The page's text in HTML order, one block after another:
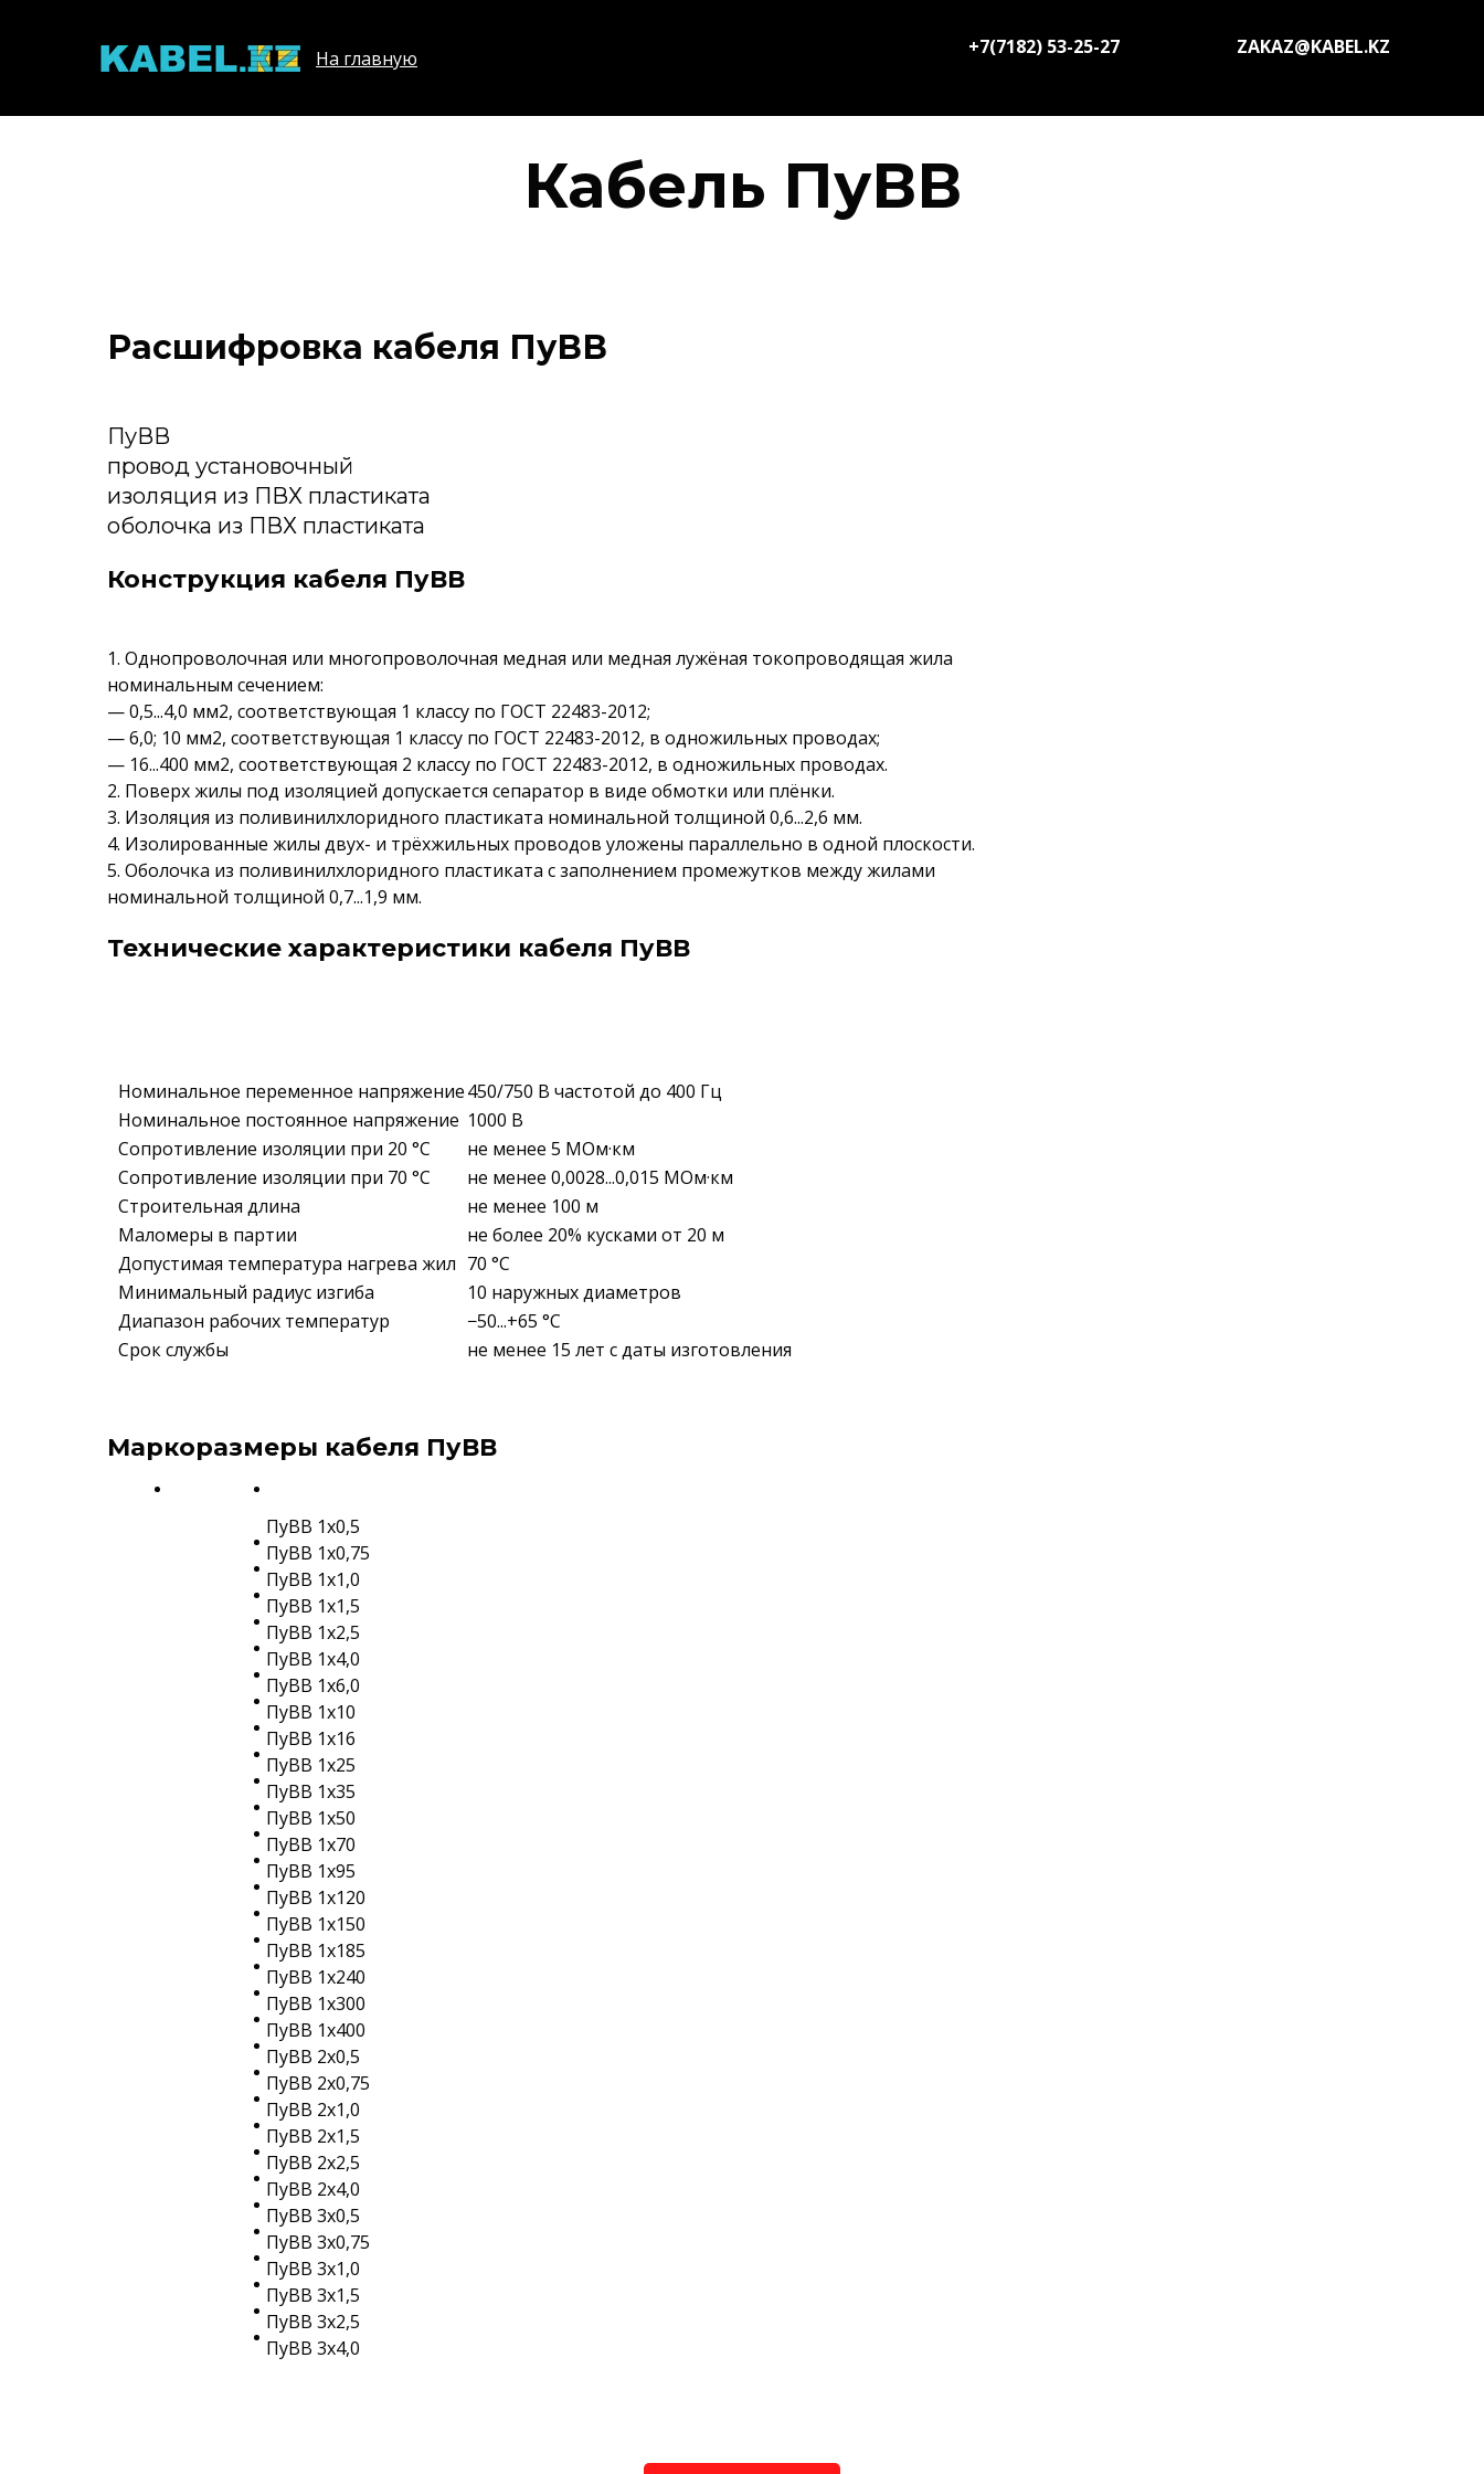
На главную +7(7182) 53-25-27 ZAKAZ@KABEL.KZ
Кабель ПуВВ
Расшифровка кабеля ПуВВ
ПуВВ
провод установочный
изоляция из ПВХ пластиката
оболочка из ПВХ пластиката
Конструкция кабеля ПуВВ
1. Однопроволочная или многопроволочная медная или медная лужёная токопроводящая жила
номинальным сечением:
— 0,5...4,0 мм2, соответствующая 1 классу по ГОСТ 22483-2012;
— 6,0; 10 мм2, соответствующая 1 классу по ГОСТ 22483-2012, в одножильных проводах;
— 16...400 мм2, соответствующая 2 классу по ГОСТ 22483-2012, в одножильных проводах.
2. Поверх жилы под изоляцией допускается сепаратор в виде обмотки или плёнки.
3. Изоляция из поливинилхлоридного пластиката номинальной толщиной 0,6...2,6 мм.
4. Изолированные жилы двух- и трёхжильных проводов уложены параллельно в одной плоскости.
5. Оболочка из поливинилхлоридного пластиката с заполнением промежутков между жилами
номинальной толщиной 0,7...1,9 мм.
Технические характеристики кабеля ПуВВ
Номинальное переменное напряжение450/750 В частотой до 400 Гц
Номинальное постоянное напряжение 1000 В
Сопротивление изоляции при 20 °С
не менее 5 МОм·км
Сопротивление изоляции при 70 °С
не менее 0,0028...0,015 МОм·км
Строительная длина
не менее 100 м
Маломеры в партии
не более 20% кусками от 20 м
Допустимая температура нагрева жил 70 °C
Минимальный радиус изгиба
10 наружных диаметров
Диапазон рабочих температур
−50...+65 °C
Срок службы
не менее 15 лет с даты изготовления
Маркоразмеры кабеля ПуВВ
ПуВВ 1х0,5
ПуВВ 1х0,75
ПуВВ 1х1,0
ПуВВ 1х1,5
ПуВВ 1х2,5
ПуВВ 1х4,0
ПуВВ 1х6,0
ПуВВ 1х10
ПуВВ 1х16
ПуВВ 1х25
ПуВВ 1х35
ПуВВ 1х50
ПуВВ 1х70
ПуВВ 1х95
ПуВВ 1х120
ПуВВ 1х150
ПуВВ 1х185
ПуВВ 1х240
ПуВВ 1х300
ПуВВ 1х400
ПуВВ 2х0,5
ПуВВ 2х0,75
ПуВВ 2х1,0
ПуВВ 2х1,5
ПуВВ 2х2,5
ПуВВ 2х4,0
ПуВВ 3х0,5
ПуВВ 3х0,75
ПуВВ 3х1,0
ПуВВ 3х1,5
ПуВВ 3х2,5
ПуВВ 3х4,0